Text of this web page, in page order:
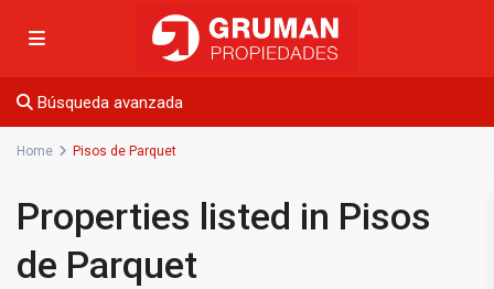
Búsqueda avanzada
Home Pisos de Parquet
Properties listed in Pisos
de Parquet